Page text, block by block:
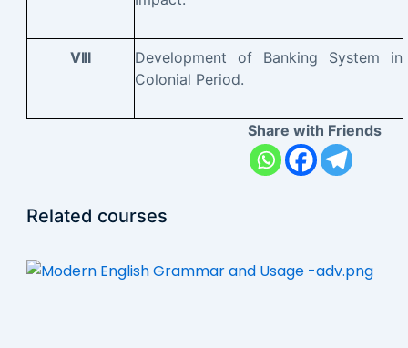
VIII
Development of Banking System in
Colonial Period.
Share with Friends
Related courses